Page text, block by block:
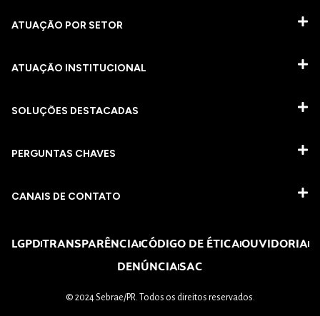
ATUAÇÃO POR SETOR
ATUAÇÃO INSTITUCIONAL
SOLUÇÕES DESTACADAS
PERGUNTAS CHAVES​
CANAIS DE CONTATO
LGPDTRANSPARÊNCIACÓDIGO DE ÉTICAOUVIDORIA
DENÚNCIASAC
© 2024 Sebrae/PR. Todos os direitos reservados.